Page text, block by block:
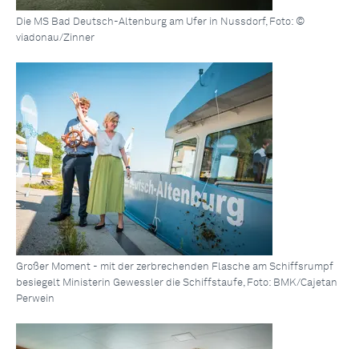
Die MS Bad Deutsch-Altenburg am Ufer in Nussdorf, Foto: ©
viadonau/Zinner
Großer Moment - mit der zerbrechenden Flasche am Schiffsrumpf
besiegelt Ministerin Gewessler die Schiffstaufe, Foto: BMK/Cajetan
Perwein